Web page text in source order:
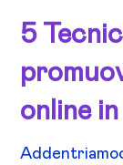
5
online